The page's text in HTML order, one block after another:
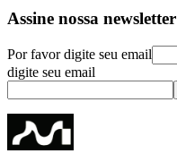
Assine nossa newsletter
Por favor digite seu email
digite seu email